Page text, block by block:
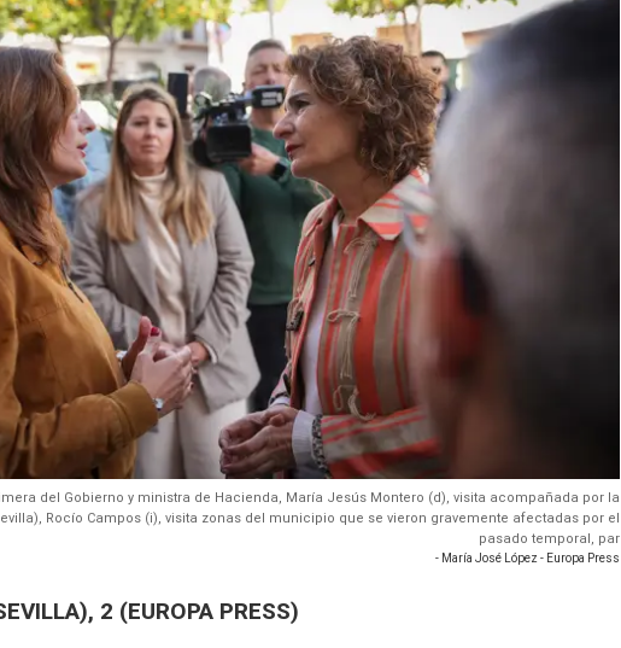
del Gobierno y ministra de Hacienda, María Jesús Montero (d), visita acompañada por la
Rocío Campos (i), visita zonas del municipio que se vieron gravemente afectadas por el
pasado temporal, par
- María José López - Europa Press
2 (EUROPA PRESS)